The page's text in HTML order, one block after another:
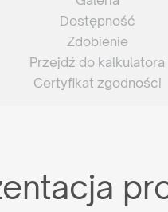
Dostępność
Zdobienie
Przejdź do kalkulatora
Certyfikat zgodności